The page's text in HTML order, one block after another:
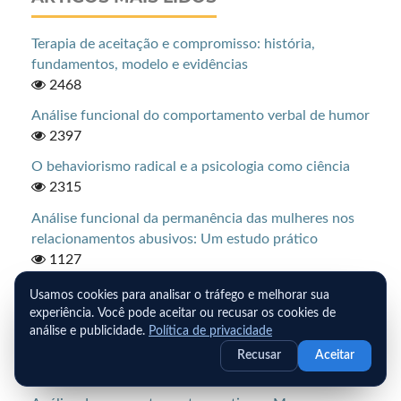
Terapia de aceitação e compromisso: história,
fundamentos, modelo e evidências
2468
Análise funcional do comportamento verbal de humor
2397
O behaviorismo radical e a psicologia como ciência
2315
Análise funcional da permanência das mulheres nos
relacionamentos abusivos: Um estudo prático
1127
O surgimento das terapias cognitivocomportamentais
e suas consequências para o desenvolvimento de uma
abordagem clínica analítico-comportamental dos
Usamos cookies para analisar o tráfego e melhorar sua
experiência. Você pode aceitar ou recusar os cookies de
análise e publicidade. Política de privacidade
Recusar
Aceitar